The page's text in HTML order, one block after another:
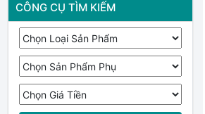
CÔNG CỤ TÌM KIẾM